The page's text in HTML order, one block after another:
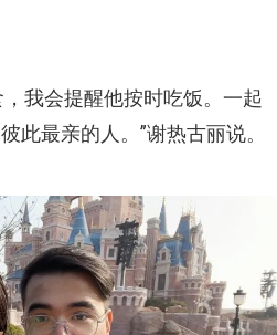
我会提醒他按时吃饭。一起
此最亲的人。”谢热古丽说。